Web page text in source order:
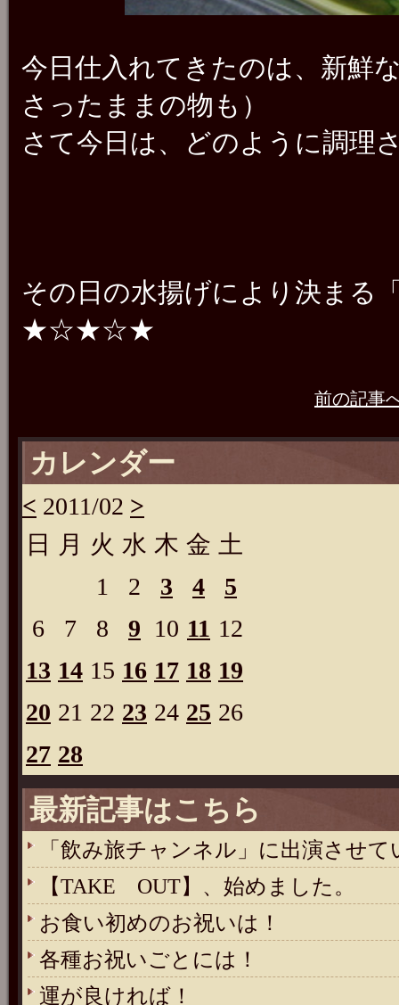
今日仕入れてきたのは、新鮮
さったままの物も）
さて今日は、どのように調理
その日の水揚げにより決まる
★☆★☆★
前の記事
カレンダー
< 2011/02 >
日
月 火 水 木 金 土
1
2 3 4
5
6
7 8 9 10 11 12
13 14 15 16 17 18 19
20 21 22 23 24 25 26
27 28
最新記事はこちら
「飲み旅チャンネル」に出演させ
【TAKE OUT】、始めました。
お食い初めのお祝いは！
各種お祝いごとには！
運が良ければ！